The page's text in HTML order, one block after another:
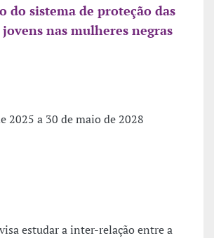
do sistema de proteção das
nas mulheres negras
2025 a 30 de maio de 2028
estudar a inter-relação entre a